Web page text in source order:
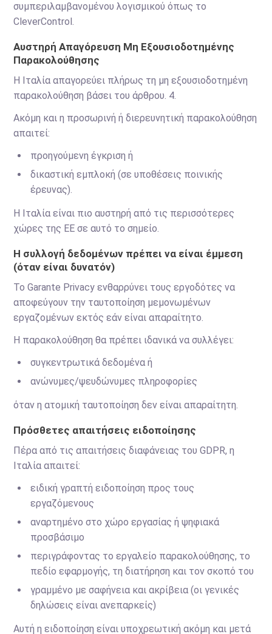
συμπεριλαμβανομένου λογισμικού όπως το
CleverControl.
Αυστηρή Απαγόρευση Μη Εξουσιοδοτημένης
Παρακολούθησης
Η Ιταλία απαγορεύει πλήρως τη μη εξουσιοδοτημένη
παρακολούθηση βάσει του άρθρου. 4.
Ακόμη και η προσωρινή ή διερευνητική παρακολούθηση
απαιτεί:
προηγούμενη έγκριση ή
δικαστική εμπλοκή (σε υποθέσεις ποινικής
έρευνας).
Η Ιταλία είναι πιο αυστηρή από τις περισσότερες
χώρες της ΕΕ σε αυτό το σημείο.
Η συλλογή δεδομένων πρέπει να είναι έμμεση
(όταν είναι δυνατόν)
Το Garante Privacy ενθαρρύνει τους εργοδότες να
αποφεύγουν την ταυτοποίηση μεμονωμένων
εργαζομένων εκτός εάν είναι απαραίτητο.
Η παρακολούθηση θα πρέπει ιδανικά να συλλέγει:
συγκεντρωτικά δεδομένα ή
ανώνυμες/ψευδώνυμες πληροφορίες
όταν η ατομική ταυτοποίηση δεν είναι απαραίτητη.
Πρόσθετες απαιτήσεις ειδοποίησης
Πέρα από τις απαιτήσεις διαφάνειας του GDPR, η
Ιταλία απαιτεί:
ειδική γραπτή ειδοποίηση προς τους
εργαζόμενους
αναρτημένο στο χώρο εργασίας ή ψηφιακά
προσβάσιμο
περιγράφοντας το εργαλείο παρακολούθησης, το
πεδίο εφαρμογής, τη διατήρηση και τον σκοπό του
γραμμένο με σαφήνεια και ακρίβεια (οι γενικές
δηλώσεις είναι ανεπαρκείς)
Αυτή η ειδοποίηση είναι υποχρεωτική ακόμη και μετά